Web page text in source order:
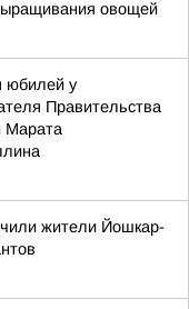
овощей
юбилей у
Правительства
Марата
жители Йошкар-